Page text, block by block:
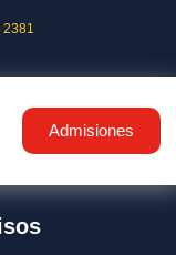
2381
Admisiones